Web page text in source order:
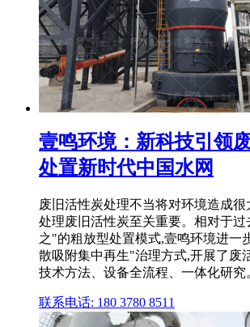
壹鸣环境：新科技引领
处置新时代中国水网
废旧活性炭处理不当将对环境造成
处理废旧活性炭至关重要。相对于过
之"的粗放型处置模式,壹鸣环境进一
散吸附集中再生"治理方式,开展了废
技术方法、设备全流程、一体化研究
联系电话: 180 3780 8511